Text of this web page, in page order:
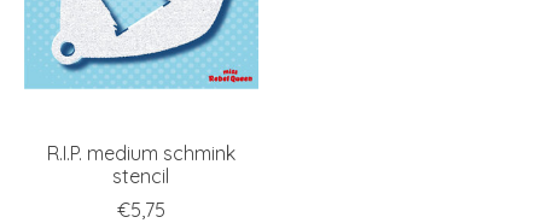
R.I.P. medium schmink
stencil
€5,75